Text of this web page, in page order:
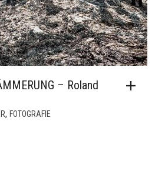
– Roland
, FOTOGRAFIE